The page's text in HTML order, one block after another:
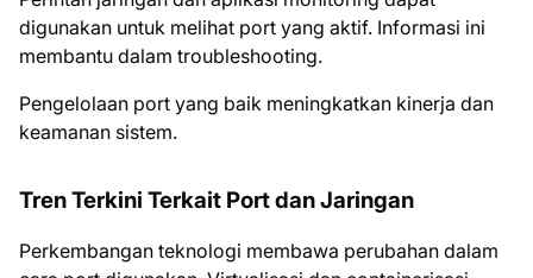
digunakan untuk melihat port yang aktif. Informasi ini
membantu dalam troubleshooting.
Pengelolaan port yang baik meningkatkan kinerja dan
keamanan sistem.
Tren Terkini Terkait Port dan Jaringan
Perkembangan teknologi membawa perubahan dalam